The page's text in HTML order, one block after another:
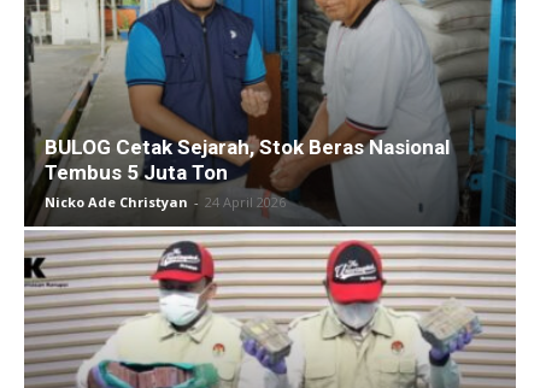
BULOG Cetak Sejarah, Stok Beras Nasional
Tembus 5 Juta Ton
Nicko Ade Christyan - 24 April 2026